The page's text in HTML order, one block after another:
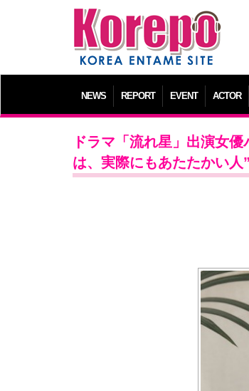
NEWS REPORT EVENT ACTOR
ドラマ「流れ星」出演女
は、実際にもあたたかい人”